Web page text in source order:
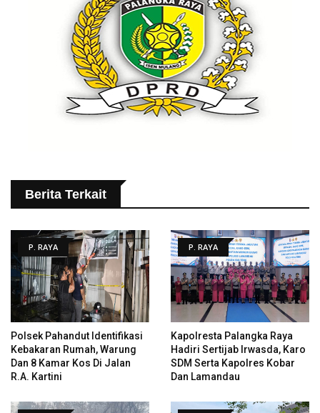
Berita Terkait
P. RAYA
Polsek Pahandut Identifikasi
Kebakaran Rumah, Warung
Dan 8 Kamar Kos Di Jalan
R.A. Kartini
P. RAYA
Kapolresta Palangka Raya
Hadiri Sertijab Irwasda, Karo
SDM Serta Kapolres Kobar
Dan Lamandau